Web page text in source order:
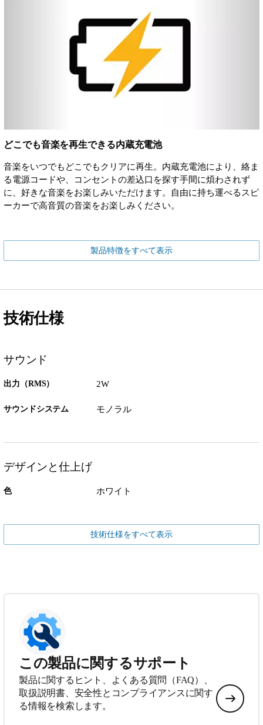
どこでも音楽を再生できる内蔵充電池
音楽をいつでもどこでもクリアに再生。内蔵充電池により、絡ま
る電源コードや、コンセントの差込口を探す手間に煩わされず
に、好きな音楽をお楽しみいただけます。自由に持ち運べるスピ
ーカーで高音質の音楽をお楽しみください。
製品特徴をすべて表示
技術仕様
サウンド
出力（RMS） 2W
サウンドシステム モノラル
デザインと仕上げ
色 ホワイト
技術仕様をすべて表示
この製品に関するサポート
製品に関するヒント、よくある質問（FAQ）、
取扱説明書、安全性とコンプライアンスに関す
る情報を検索します。